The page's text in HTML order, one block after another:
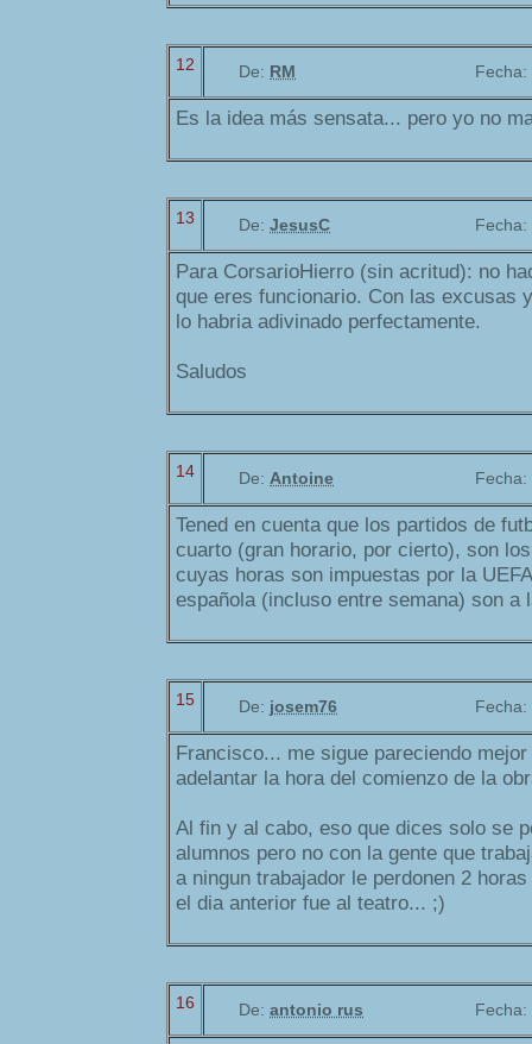
12 De: RM Fecha:
Es la idea más sensata... pero yo no
13 De: JesusC Fecha:
Para CorsarioHierro (sin acritud): no
que eres funcionario. Con las excusas
lo habria adivinado perfectamente.
Saludos
14 De: Antoine Fecha:
Tened en cuenta que los partidos de
cuarto (gran horario, por cierto), son
cuyas horas son impuestas por la
española (incluso entre semana) son a
15 De: josem76 Fecha:
Francisco... me sigue pareciendo
adelantar la hora del comienzo de la
Al fin y al cabo, eso que dices solo se
alumnos pero no con la gente que
a ningun trabajador le perdonen 2
el dia anterior fue al teatro... ;)
16 De: antonio rus Fecha: